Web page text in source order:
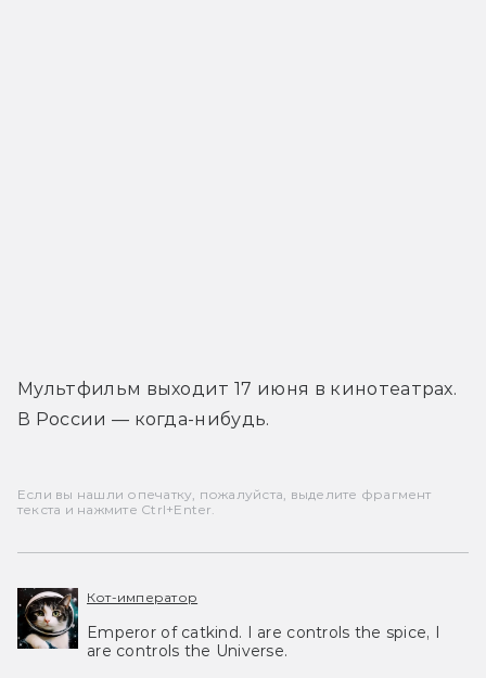
Мультфильм выходит 17 июня в кинотеатрах.
В России — когда-нибудь.
Если вы нашли опечатку, пожалуйста, выделите фрагмент
текста и нажмите Ctrl+Enter.
Кот-император
Emperor of catkind. I are controls the spice, I
are controls the Universe.